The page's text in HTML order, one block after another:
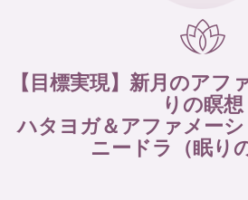
【目標実現】新月のアフ
りの瞑想
ハタヨガ＆アファメーシ
ニードラ（眠り